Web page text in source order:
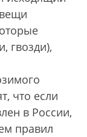
гвозди),
что если
в России,
правил